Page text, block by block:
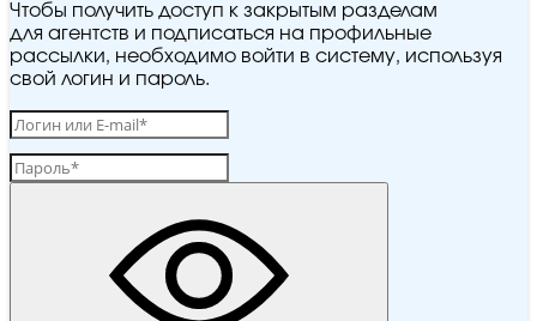
Чтобы получить доступ к закрытым разделам
для агентств и подписаться на профильные
рассылки, необходимо войти в систему, используя
свой логин и пароль.